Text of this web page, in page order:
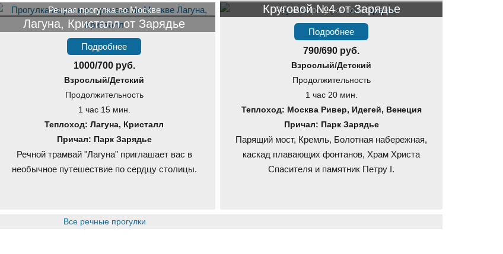
Речная прогулка по Москве
Лагуна, Кристалл от Зарядье
Подробнее
1000/700 руб.
Взрослый/Детский
Продолжительность
1 час 15 мин.
Теплоход: Лагуна, Кристалл
Причал: Парк Зарядье
Речной трамвай "Лагуна" приглашает вас в
необычное путешествие по сердцу столицы.
Речная прогулка по Москве
Круговой №4 от Зарядье
Подробнее
790/690 руб.
Взрослый/Детский
Продолжительность
1 час 20 мин.
Теплоход: Москва Ривер, Идегей, Венеция
Причал: Парк Зарядье
Парящий мост, Кремль, Болотная набережная,
каскад плавающих фонтанов, Храм Христа
Спасителя и памятник Петру I.
Все речные прогулки